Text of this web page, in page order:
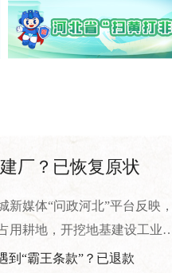
厂？已恢复原状
新媒体“问政河北”平台反映
用耕地，开挖地基建设工业
到“霸王条款”？已退款